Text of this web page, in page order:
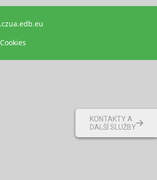
ua.edb.eu
Cookies
KONTAKTY A
DALŠÍ SLUŽBY